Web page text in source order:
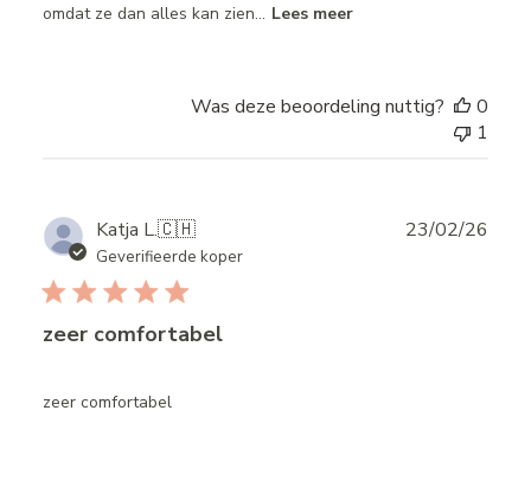
omdat ze dan alles kan zien... Lees meer
Was deze beoordeling nuttig?
0
1
Katja L.🇨🇭
Geverifieerde koper
zeer comfortabel
zeer comfortabel
23/02/26